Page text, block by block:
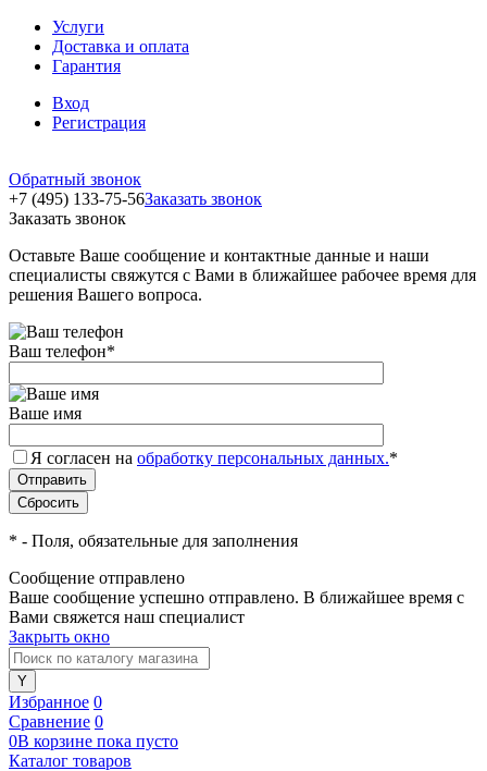
Услуги
Доставка и оплата
Гарантия
Вход
Регистрация
Обратный звонок
+7 (495) 133-75-56Заказать звонок
Заказать звонок
Оставьте Ваше сообщение и контактные данные и наши
специалисты свяжутся с Вами в ближайшее рабочее время для
решения Вашего вопроса.
Ваш телефон*
Ваше имя
Я согласен на обработку персональных данных.*
* - Поля, обязательные для заполнения
Сообщение отправлено
Ваше сообщение успешно отправлено. В ближайшее время с
Вами свяжется наш специалист
Закрыть окно
Избранное 0
Сравнение 0
0В корзине пока пусто
Каталог товаров